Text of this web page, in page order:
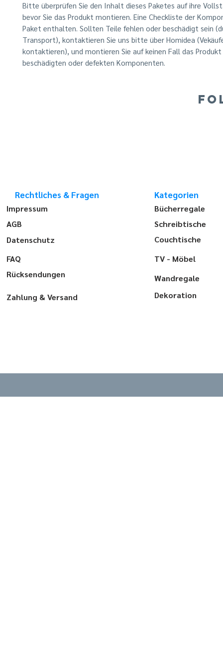
Bitte überprüfen Sie den Inhalt dieses Paketes auf ihre
bevor Sie das Produkt montieren. Eine Checkliste der
Paket enthalten. Sollten Teile fehlen oder beschädigt sein
Transport), kontaktieren Sie uns bitte über Homidea
kontaktieren), und montieren Sie auf keinen Fall das
beschädigten oder defekten Komponenten.
Rechtliches & Fragen
Impressum
AGB
Datenschutz
FAQ
Rücksendungen
Zahlung & Versand
Kategorien
Bücherregale
Schreibtische
Couchtische
TV - Möbel
Wandregale
Dekoration